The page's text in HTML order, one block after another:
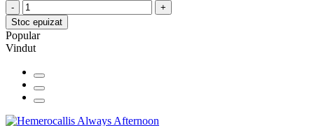
-
+
Stoc epuizat
Popular
Vindut